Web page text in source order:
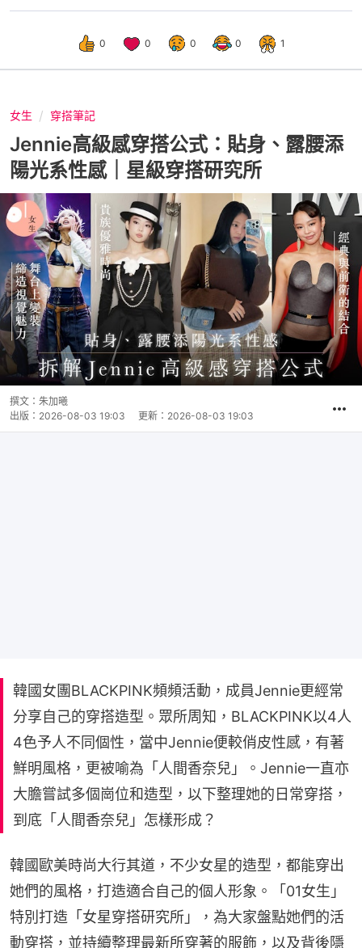
0 0 0 0 1
女生 穿搭筆記
Jennie高級感穿搭公式：貼身、露腰添
陽光系性感｜星級穿搭研究所
撰文： 朱加曦
出版： 2026-08-03 19:03 更新： 2026-08-03 19:03
韓國女團BLACKPINK頻頻活動，成員Jennie更經常
分享自己的穿搭造型。眾所周知，BLACKPINK以4人
4色予人不同個性，當中Jennie便較俏皮性感，有著
鮮明風格，更被喻為「人間香奈兒」。Jennie一直亦
大膽嘗試多個崗位和造型，以下整理她的日常穿搭，
到底「人間香奈兒」怎樣形成？
韓國歐美時尚大行其道，不少女星的造型，都能穿出
她們的風格，打造適合自己的個人形象。「01女生」
特別打造「女星穿搭研究所」，為大家盤點她們的活
動穿搭，並持續整理最新所穿著的服飾，以及背後隱